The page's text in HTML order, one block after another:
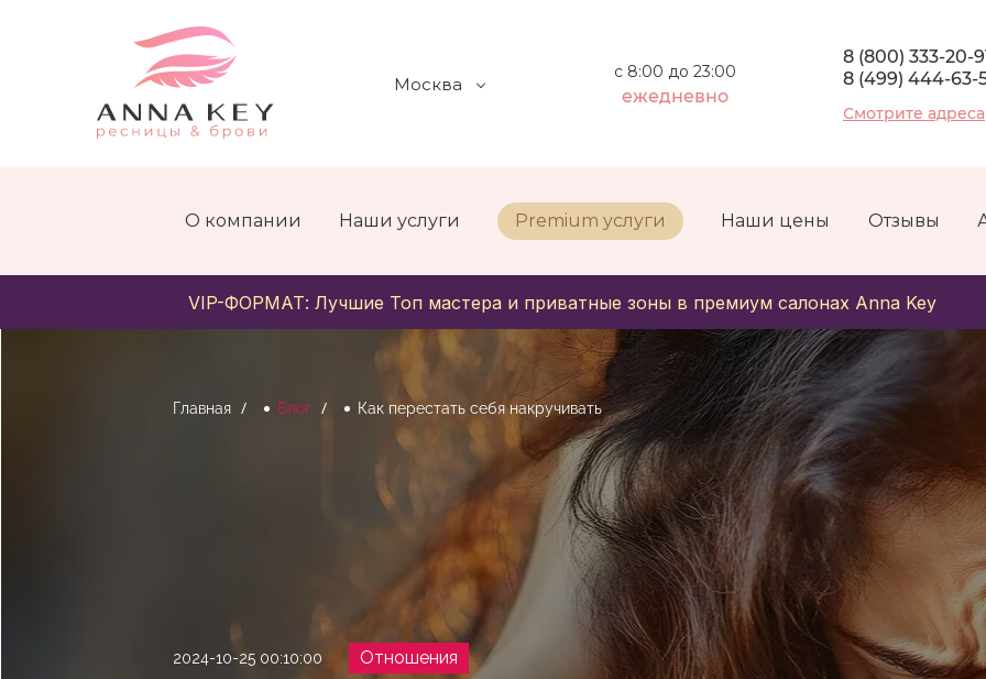
Москва
с 8:00 до 23:00
ежедневно
8 (800) 333-20-
8 (499) 444-63-
Смотрите адреса
О компании Наши услуги Premium услуги Наши цены Отзывы
Главная Блог Как перестать себя накручивать
2024-10-25 00:10:00 Отношения
VIP-ФОРМАТ: Лучшие Топ мастера и приватные зоны в премиум салонах Anna Key